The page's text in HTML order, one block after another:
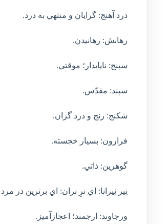
درد آهنج: گرايان و منتهي به درد.
رهانش: رهانيدن.
سپنج: ناپايدار؛ موقتي.
سپند: مقدّس.
شکنج: رنج و درد گران.
فرارون: بسيار خجسته.
گوهرين: ذاتي.
نِير نِيرانا: اي نرِ نران: اي برترين در
ورجاوند: ارجمند؛ اعجازآميز.